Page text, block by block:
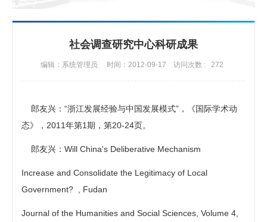
社会调查研究中心科研成果
编辑：系统管理员 时间：2012-09-17 访问次数 : 272
郎友兴：“浙江发展经验与中国发展模式”，《国际学术动
态》，2011年第1期，第20-24页。
郎友兴：Will China's Deliberative Mechanism
Increase and Consolidate the Legitimacy of Local
Government? , Fudan
Journal of the Humanities and Social Sciences, Volume 4,